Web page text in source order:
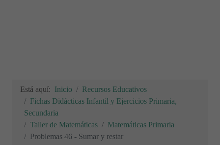
Está aquí: Inicio
Recursos Educativos
Fichas Didácticas Infantil y Ejercicios Primaria,
Secundaria
Taller de Matemáticas
Matemáticas Primaria
Problemas 46 - Sumar y restar